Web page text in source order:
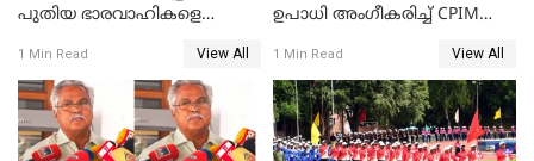
പുതിയ ഭാരവാഹികളെ
WATCH VIDEO
1 Min Read View All
ഉപാധി അംഗീകരിച്ച് CPIM
1 Min Read View All